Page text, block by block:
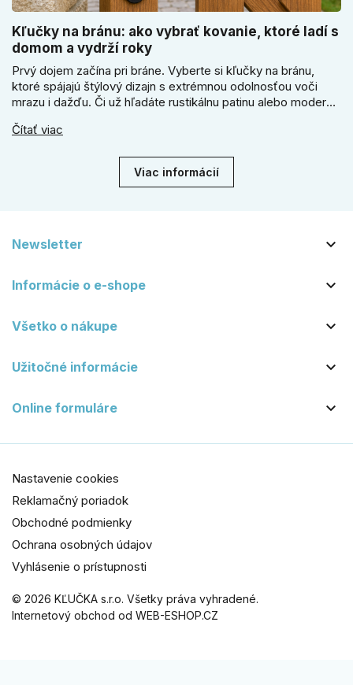
Kľučky na bránu: ako vybrať kovanie, ktoré ladí s
domom a vydrží roky
Prvý dojem začína pri bráne. Vyberte si kľučky na bránu,
ktoré spájajú štýlový dizajn s extrémnou odolnosťou voči
mrazu i dažďu. Či už hľadáte rustikálnu patinu alebo moderné
vydrží roky. Zabezpečte svoj vstup kvalitou, ktorá prežije
Čítať viac
Viac informácií
Newsletter 
Informácie o e-shope 
Všetko o nákupe 
Užitočné informácie 
Online formuláre 
© 2026 KĽUČKA s.r.o. Všetky práva vyhradené.
Internetový obchod od WEB-ESHOP.CZ
Nastavenie cookies
Reklamačný poriadok
Obchodné podmienky
Ochrana osobných údajov
Vyhlásenie o prístupnosti